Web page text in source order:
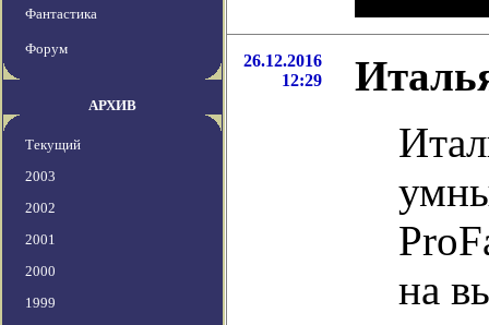
Фантастика
Форум
АРХИВ
Текущий
2003
2002
2001
2000
1999
26.12.2016
12:29
на